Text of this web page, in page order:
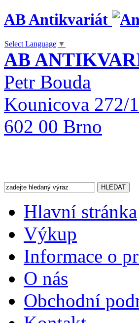
AB Antikvariát
Select Language ▼
AB
Petr Bouda
Kounicova 272/
602 00 Brno
Hlavní stránka
Výkup
Informace o
O nás
Obchodní